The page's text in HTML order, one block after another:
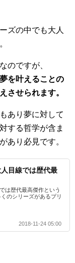
ズの中でも大人
のですが、
を叶えることの
させられます。
あり夢に対して
する哲学が含ま
あり必見です。
目線では歴代最
は歴代最高傑作という
のシリーズがあるプリ
2018-11-24 05:00